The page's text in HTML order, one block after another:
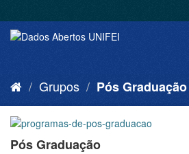
Grupos Pós Graduação
Pós Graduação